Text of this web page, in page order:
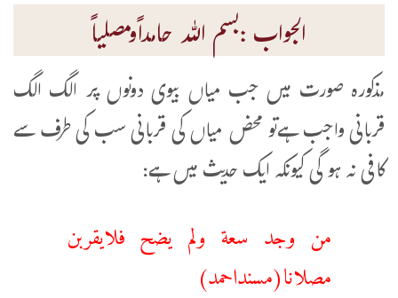
الجواب :بسم اللہ حامداًومصلیاً
مذکورہ صورت میں جب میاں بیوی دونوں پر الگ الگ
قربانی واجب ہےتو محض میاں کی قربانی سب کی طرف سے
کافی نہ ہو گی کیونکہ ایک حدیث میں ہے:
من وجد سعة ولم يضح فلايقربن
مصلانا(مسنداحمد)